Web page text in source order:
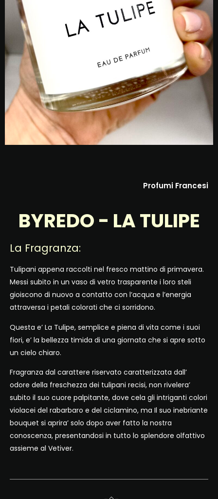
Profumi Francesi
BYREDO - LA TULIPE
La Fragranza:
Tulipani appena raccolti nel fresco mattino di primavera.
Messi subito in un vaso di vetro trasparente i loro steli
gioiscono di nuovo a contatto con l’acqua e l’energia
attraversa i petali colorati che ci sorridono.
Questa e’ La Tulipe, semplice e piena di vita come i suoi
fiori, e’ la bellezza timida di una giornata che si apre sotto
un cielo chiaro.
Fragranza dal carattere riservato caratterizzata dall’
odore della freschezza dei tulipani recisi, non rivelera’
subito il suo cuore palpitante, dove cela gli intriganti colori
violacei del rabarbaro e del ciclamino, ma Il suo inebriante
bouquet si aprira’ solo dopo aver fatto la nostra
conoscenza, presentandosi in tutto lo splendore olfattivo
assieme al Vetiver.